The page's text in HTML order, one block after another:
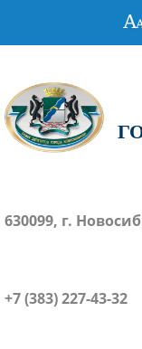
630099, г.
+7 (383) 227-43-32